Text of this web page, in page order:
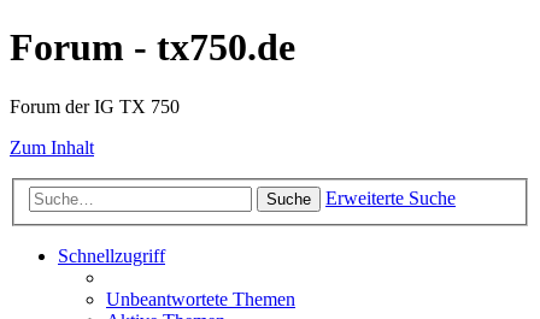
Forum - tx750.de
Forum der IG TX 750
Zum Inhalt
Suche Erweiterte Suche
Schnellzugriff
Unbeantwortete Themen